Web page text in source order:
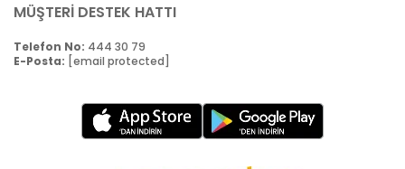
MÜŞTERİ DESTEK HATTI
Telefon No: 444 30 79
E-Posta: [email protected]